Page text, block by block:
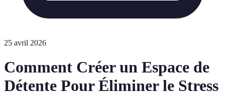
25 avril 2026
Comment Créer un Espace de
Détente Pour Éliminer le Stress